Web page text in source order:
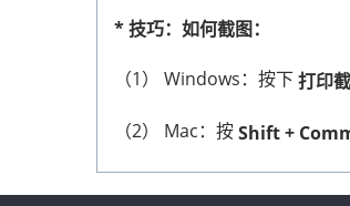
我们将在1个工作日内回复。
* 技巧：如何截图：
（1） Windows：按下打印
（2） Mac：按Shift +